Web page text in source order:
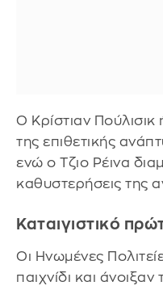
Ο Κρίστιαν Πούλισικ
της επιθετικής
ενώ ο Τζιο Ρέινα
καθυστερήσεις της
Καταιγιστικό
Οι Ηνωμένες
παιχνίδι και